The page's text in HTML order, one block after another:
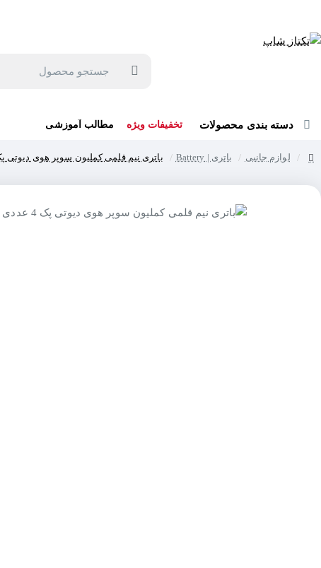
دسته بندی محصولات تخفیفات ویژه مطالب آموزشی
لوازم جانبی باتری | Battery باتری نیم قلمی کملیون سوپر هوی دیوتی پک 4